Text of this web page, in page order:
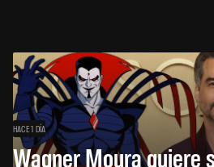
HACE 1 DÍA
Wagner Moura quiere